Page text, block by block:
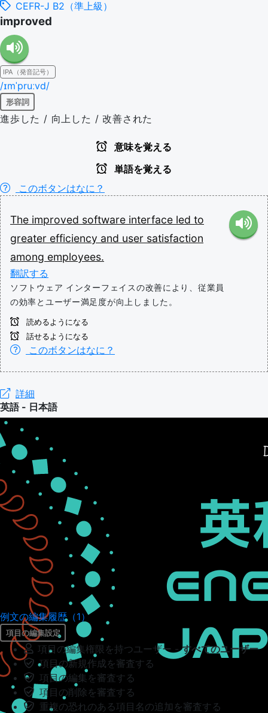
CEFR-J B2（準上級）
improved
IPA（発音記号）
/ɪmˈpruːvd/
形容詞
進歩した / 向上した / 改善された
意味を覚える
単語を覚える
このボタンはなに？
The improved software interface led to
greater efficiency and user satisfaction
among employees.
翻訳する
ソフトウェア インターフェイスの改善により、従業員
の効率とユーザー満足度が向上しました。
読めるようになる
話せるようになる
このボタンはなに？
詳細
英語 - 日本語
例文の編集履歴（1）
項目の編集設定
項目の編集権限を持つユーザー -すべてのユーザー
項目の新規作成を審査する
項目の編集を審査する
項目の削除を審査する
重複の恐れのある項目名の追加を審査する